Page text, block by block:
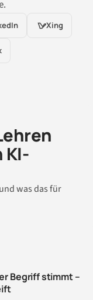
Xing
KI-
was das für
Begriff stimmt –